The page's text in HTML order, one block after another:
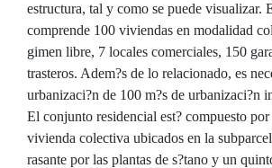
estructura, tal y como se puede visualizar.
comprende 100 viviendas en modalidad
gimen libre, 7 locales comerciales, 150
trasteros. Adem?s de lo relacionado, es
urbanizaci?n de 100 m?s de urbanizaci?n
El conjunto residencial est? compuesto
vivienda colectiva ubicados en la
rasante por las plantas de s?tano y un